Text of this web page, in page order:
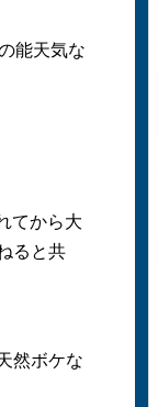
能天気な
てから大
ると共
然ボケな